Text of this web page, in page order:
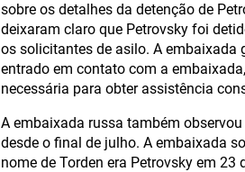
sobre os detalhes da detenção de
deixaram claro que Petrovsky foi
os solicitantes de asilo. A embaixada
entrado em contato com a
necessária para obter assistência
A embaixada russa também
desde o final de julho. A embaixada
nome de Torden era Petrovsky em